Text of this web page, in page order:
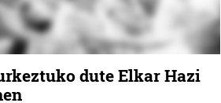
dute Elkar Hazi